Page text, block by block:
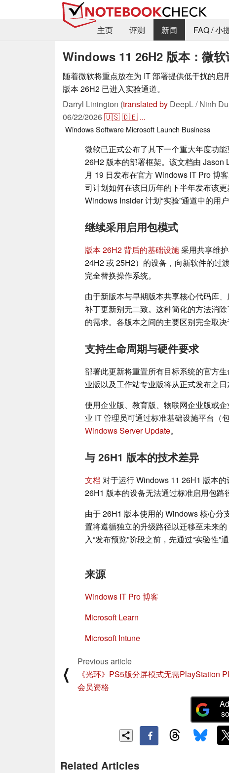
主页
评测 新闻 FAQ / 小
Windows 11 26H2 版本：微
随着微软将重点放在为 IT 部署提供低干扰的启
版本 26H2 已进入实验通道。
Darryl Linington (translated by DeepL / Ninh
06/22/2026🇺🇸🇩🇪 ...
WindowsSoftware Microsoft Launch Business
微软已正式公布了其下一个重大年度功
26H2 版本的部署框架。该文档由 Jason
月 19 日发布在官方 Windows IT Pro 博
司计划如何在该日历年的下半年发布该
Windows Insider 计划“实验”通道中的用
继续采用启用包模式
版本 26H2 背后的基础设施采用共享维
24H2 或 25H2）的设备，向新软件的过
完全替换操作系统。
由于新版本与早期版本共享核心代码库
补丁更新别无二致。这种简化的方法消
的需求。各版本之间的主要区别完全取
支持生命周期与硬件要求
部署此更新将重置所有目标系统的官方
业版以及工作站专业版将从正式发布之日
使用企业版、教育版、物联网企业版或
业 IT 管理员可通过标准基础设施平台（
Windows Server Update。
与 26H1 版本的技术差异
文档 对于运行 Windows 11 26H1 版本
26H1 版本的设备无法通过标准启用包路
由于 26H1 版本使用的 Windows 核心
置将遵循独立的升级路径以迁移至未来
入“发布预览”阶段之前，先通过“实验性”
来源
Windows IT Pro 博客
Microsoft Learn
Microsoft Intune
⟨
Previous article
《光环》PS5版分屏模式无需PlayStation
会员资格
Related Articles